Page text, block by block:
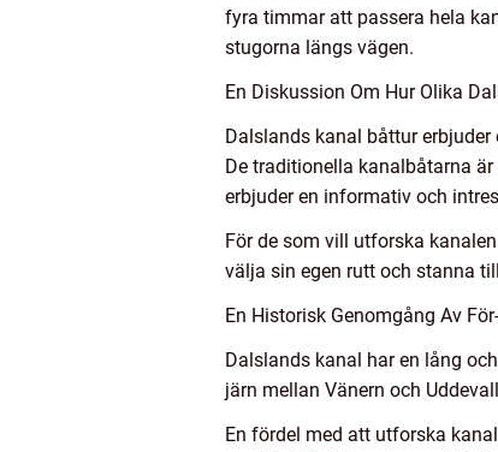
fyra timmar att passera hela
stugorna längs vägen.
En Diskussion Om Hur Olika
Dalslands kanal båttur
De traditionella kanalbåtarna
erbjuder en informativ och
För de som vill utforska
välja sin egen rutt och stanna
En Historisk Genomgång Av
Dalslands kanal har en lång
järn mellan Vänern och
En fördel med att utforska